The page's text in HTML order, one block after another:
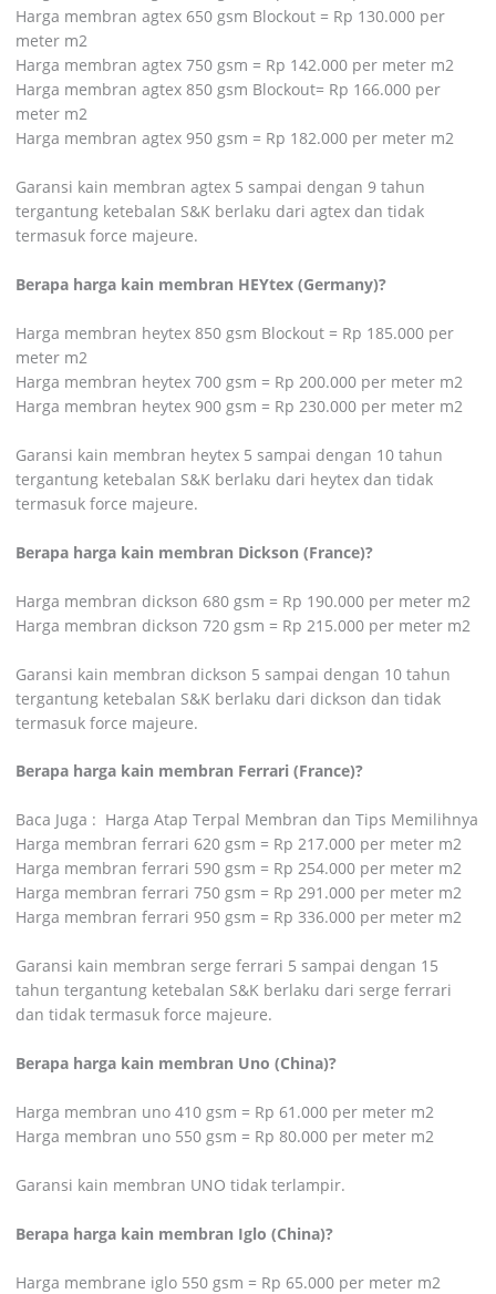
Harga membran agtex 650 gsm Blockout = Rp 130.000 per
meter m2
Harga membran agtex 750 gsm = Rp 142.000 per meter m2
Harga membran agtex 850 gsm Blockout= Rp 166.000 per
meter m2
Harga membran agtex 950 gsm = Rp 182.000 per meter m2
Garansi kain membran agtex 5 sampai dengan 9 tahun
tergantung ketebalan S&K berlaku dari agtex dan tidak
termasuk force majeure.
Berapa harga kain membran HEYtex (Germany)?
Harga membran heytex 850 gsm Blockout = Rp 185.000 per
meter m2
Harga membran heytex 700 gsm = Rp 200.000 per meter m2
Harga membran heytex 900 gsm = Rp 230.000 per meter m2
Garansi kain membran heytex 5 sampai dengan 10 tahun
tergantung ketebalan S&K berlaku dari heytex dan tidak
termasuk force majeure.
Berapa harga kain membran Dickson (France)?
Harga membran dickson 680 gsm = Rp 190.000 per meter m2
Harga membran dickson 720 gsm = Rp 215.000 per meter m2
Garansi kain membran dickson 5 sampai dengan 10 tahun
tergantung ketebalan S&K berlaku dari dickson dan tidak
termasuk force majeure.
Berapa harga kain membran Ferrari (France)?
Baca Juga : Harga Atap Terpal Membran dan Tips Memilihnya
Harga membran ferrari 620 gsm = Rp 217.000 per meter m2
Harga membran ferrari 590 gsm = Rp 254.000 per meter m2
Harga membran ferrari 750 gsm = Rp 291.000 per meter m2
Harga membran ferrari 950 gsm = Rp 336.000 per meter m2
Garansi kain membran serge ferrari 5 sampai dengan 15
tahun tergantung ketebalan S&K berlaku dari serge ferrari
dan tidak termasuk force majeure.
Berapa harga kain membran Uno (China)?
Harga membran uno 410 gsm = Rp 61.000 per meter m2
Harga membran uno 550 gsm = Rp 80.000 per meter m2
Garansi kain membran UNO tidak terlampir.
Berapa harga kain membran Iglo (China)?
Harga membrane iglo 550 gsm = Rp 65.000 per meter m2